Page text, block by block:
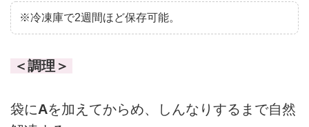
※冷凍庫で2週間ほど保存可能。
＜調理＞
袋にAを加えてからめ、しんなりするまで自然